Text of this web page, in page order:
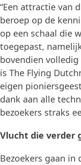
“Een attractie van
beroep op de
op een schaal die
toegepast,
bovendien
is The Flying
eigen
dank aan alle
bezoekers straks
Vlucht die verder
Bezoekers gaan in